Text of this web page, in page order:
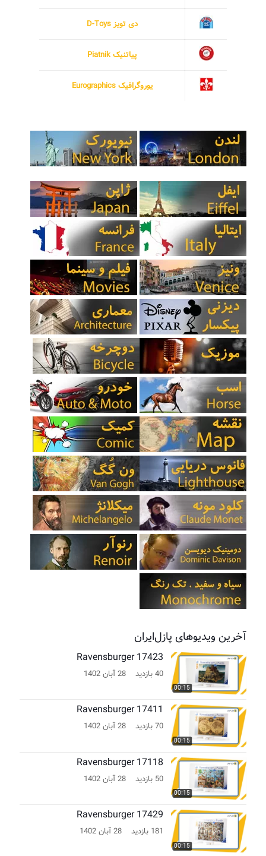
دی تویز D-Toys
پیاتنیک Piatnik
یوروگرافیک Eurographics
آخرین ویدیوهای پازل‌ایران
00:15
Ravensburger 17423
40 بازدید 28 آبان 1402
00:15
Ravensburger 17411
70 بازدید 28 آبان 1402
00:15
Ravensburger 17118
50 بازدید 28 آبان 1402
00:15
Ravensburger 17429
181 بازدید 28 آبان 1402